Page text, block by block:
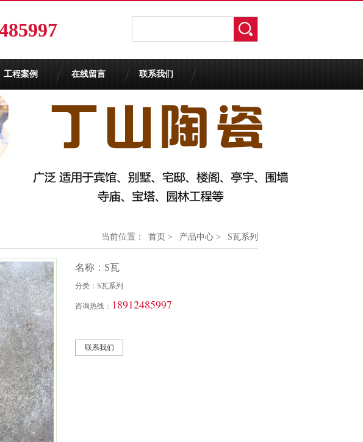
工程案例 在线留言 联系我们
当前位置： 首页 > 产品中心 > S瓦系列
名称：S瓦
分类：S瓦系列
咨询热线： 18912485997
联系我们